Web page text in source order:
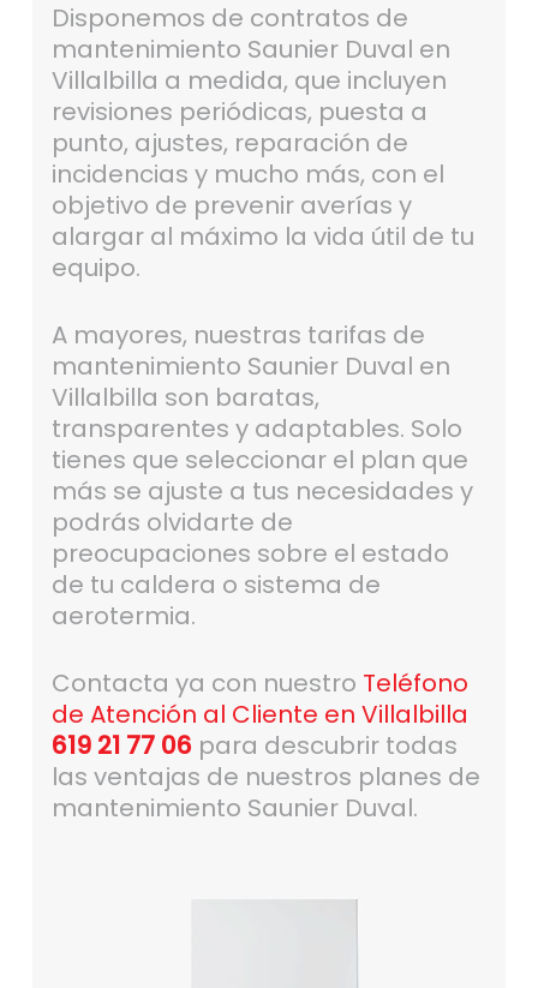
Disponemos de contratos de
mantenimiento Saunier Duval en
Villalbilla a medida, que incluyen
revisiones periódicas, puesta a
punto, ajustes, reparación de
incidencias y mucho más, con el
objetivo de prevenir averías y
alargar al máximo la vida útil de tu
equipo.
A mayores, nuestras tarifas de
mantenimiento Saunier Duval en
Villalbilla son baratas,
transparentes y adaptables. Solo
tienes que seleccionar el plan que
más se ajuste a tus necesidades y
podrás olvidarte de
preocupaciones sobre el estado
de tu caldera o sistema de
aerotermia.
Contacta ya con nuestro Teléfono
de Atención al Cliente en Villalbilla
619 21 77 06 para descubrir todas
las ventajas de nuestros planes de
mantenimiento Saunier Duval.